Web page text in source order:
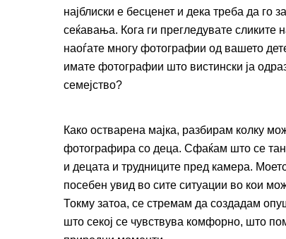
најблиски е бесценет и дека треба да го
сеќавања. Кога ги прегледувате сликите
наоѓате многу фотографии од вашето
имате фотографии што вистински ја
семејство?
Како остварена мајка, разбирам колку
фотографира со деца. Сфаќам што се
и децата и трудниците пред камера.
посебен увид во сите ситуации во кои
Токму затоа, се стремам да создадам
што секој се чувствува комфорно, што